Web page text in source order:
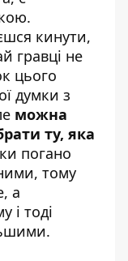
кинути,
гравці не
цього
думки з
можна
ту, яка
погано
тому
а
і тоді